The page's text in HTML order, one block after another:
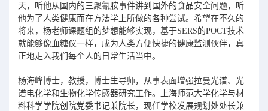
天，听他从国内的三聚氰胺事件讲到国外的食品安全问题，听
他为了人类健康而在方法学上所做的各种尝试。希望在不久的
将来，杨老师课题组的梦想能够实现，基于SERS的POCT技术
就能够像血糖仪一样，成为人类方便快捷的健康监测伙伴，真
正地走入我们每个人的日常生活当中。
杨海峰博士，教授，博士生导师，从事表面增强拉曼光谱、光
谱电化学和生物化学传感器研究工作。上海师范大学化学与材
料科学学院创院党委书记兼院长，现任学校发展规划处处长兼